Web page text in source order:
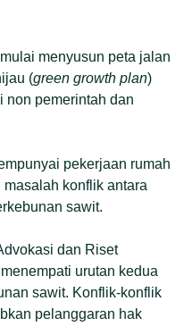
menyusun peta jalan
(green growth plan)
non pemerintah dan
pekerjaan rumah
konflik antara
sawit.
dan Riset
urutan kedua
sawit. Konflik-konflik
pelanggaran hak